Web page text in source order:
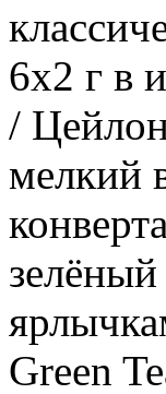
6х2 г в
/
мелкий
Green